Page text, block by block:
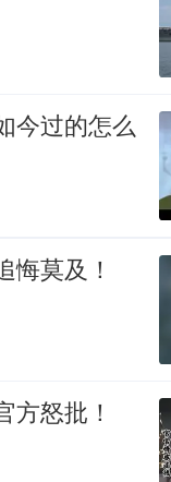
今过的怎么
莫及！
怒批！